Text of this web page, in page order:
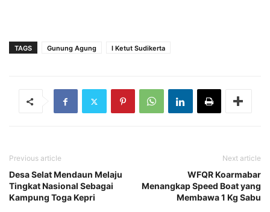
TAGS Gunung Agung I Ketut Sudikerta
Previous article
Desa Selat Mendaun Melaju
Tingkat Nasional Sebagai
Kampung Toga Kepri
Next article
WFQR Koarmabar
Menangkap Speed Boat yang
Membawa 1 Kg Sabu